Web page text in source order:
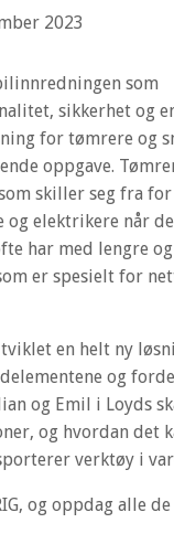
2023
som
sikkerhet og
for tømrere og
oppgave.
skiller seg fra for
og elektrikere når
har med lengre
er spesielt for
en helt ny
og
og Emil i Loyds
og hvordan det
verktøy i
og oppdag alle